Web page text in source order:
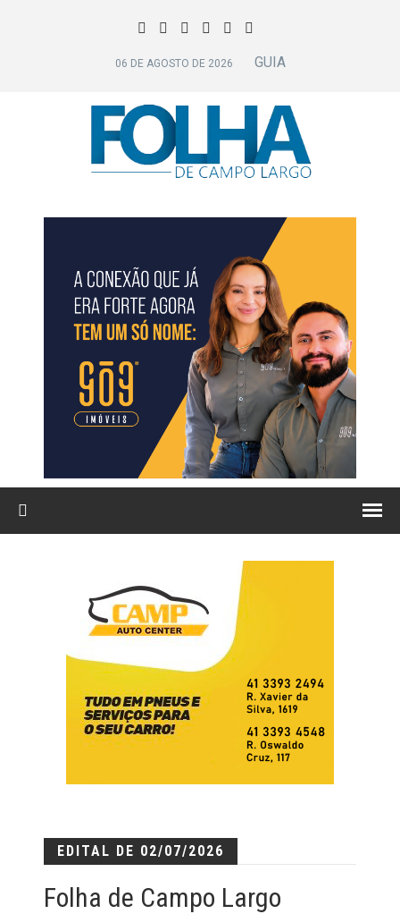
06 DE AGOSTO DE 2026 GUIA
EDITAL DE 02/07/2026
Folha de Campo Largo